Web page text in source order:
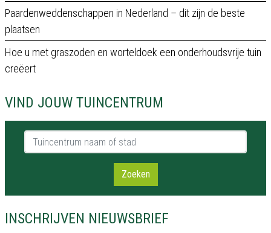
Paardenweddenschappen in Nederland – dit zijn de beste
plaatsen
Hoe u met graszoden en worteldoek een onderhoudsvrije tuin
creëert
VIND JOUW TUINCENTRUM
Tuincentrum naam of stad
Zoeken
INSCHRIJVEN NIEUWSBRIEF